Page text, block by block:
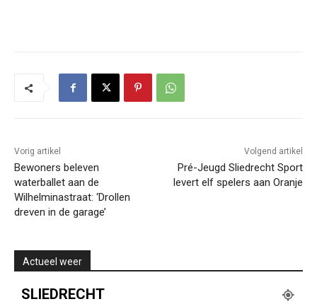
Vorig artikel
Bewoners beleven
waterballet aan de
Wilhelminastraat: ‘Drollen
dreven in de garage’
Volgend artikel
Pré-Jeugd Sliedrecht Sport
levert elf spelers aan Oranje
Actueel weer
SLIEDRECHT